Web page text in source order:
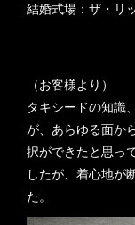
結婚式場：ザ・リ
（お客様より）
タキシードの知識
が、あらゆる面か
択ができたと思っ
したが、着心地が
た。